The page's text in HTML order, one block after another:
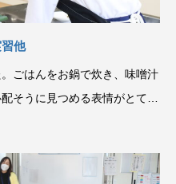
他
ごはんをお鍋で炊き、味噌汁
そうに見つめる表情がとても